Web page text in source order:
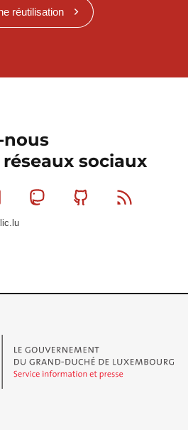
réutilisation
nous
sociaux
Linkedin MastodonGithub